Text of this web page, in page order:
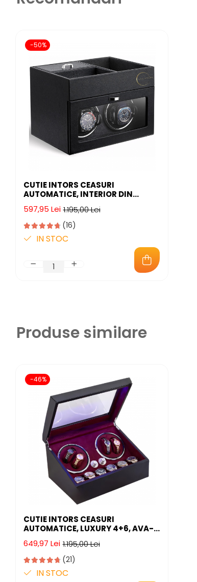
-50%
CUTIE INTORS CEASURI
AUTOMATICE, INTERIOR DIN
CATIFEA SI EXTERIOR DIN PIELE
1.195,00 Lei
597,95 Lei
(16)
IN STOC
Produse similare
-46%
CUTIE INTORS CEASURI
AUTOMATICE, LUXURY 4+6, AVA-
STARS ®, INTERIOR CU LED,
EXTERIOR PIELE
1.195,00 Lei
649,97 Lei
(21)
IN STOC